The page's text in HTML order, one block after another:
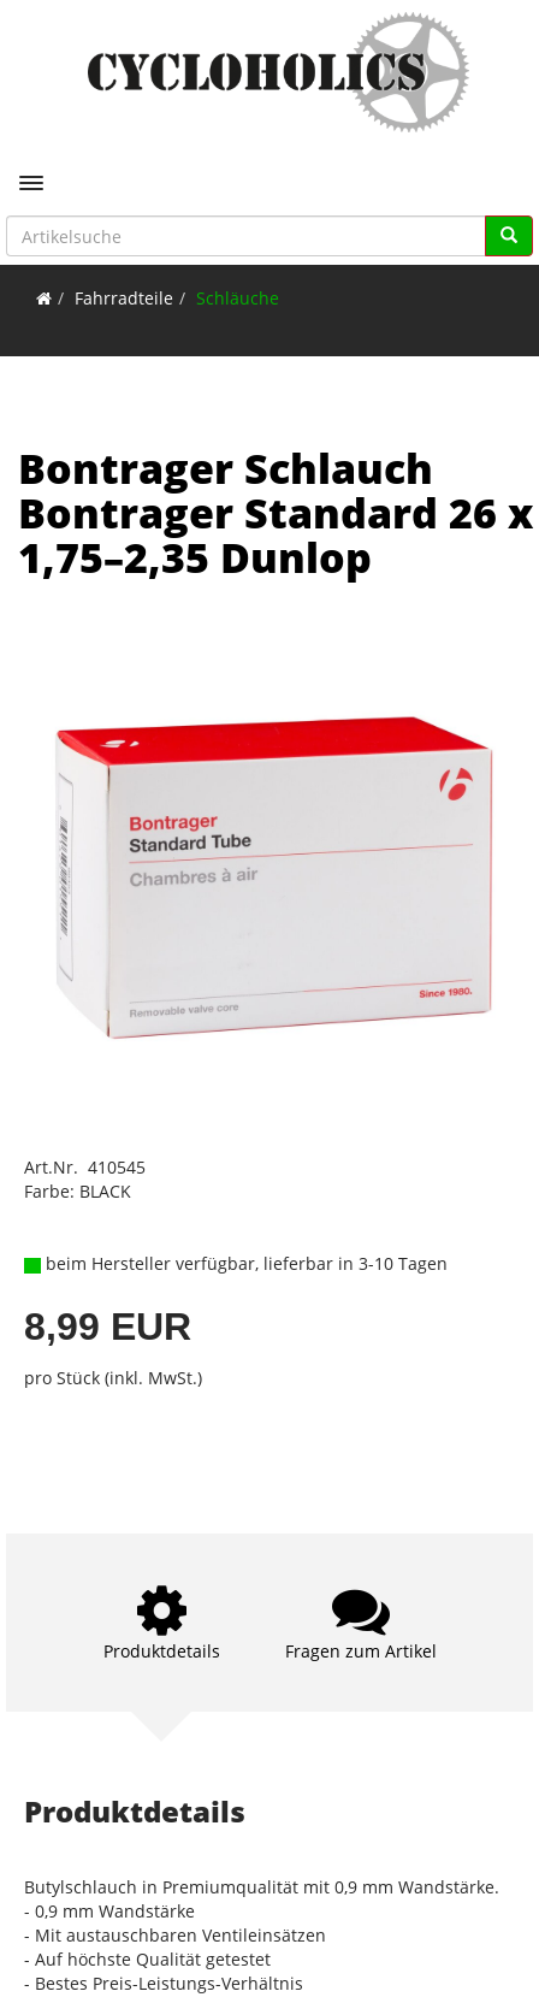
Toggle navigation
Fahrradteile Schläuche
Bontrager Schlauch
Bontrager Standard 26 x
1,75–2,35 Dunlop
Art.Nr. 410545
Farbe: BLACK
beim Hersteller verfügbar, lieferbar in 3-10 Tagen
8,99 EUR
pro Stück (inkl. MwSt.)
Produktdetails Fragen zum Artikel
Produktdetails
Butylschlauch in Premiumqualität mit 0,9 mm Wandstärke.
- 0,9 mm Wandstärke
- Mit austauschbaren Ventileinsätzen
- Auf höchste Qualität getestet
- Bestes Preis-Leistungs-Verhältnis